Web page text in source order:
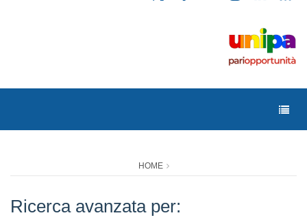
HOME
Ricerca avanzata per: